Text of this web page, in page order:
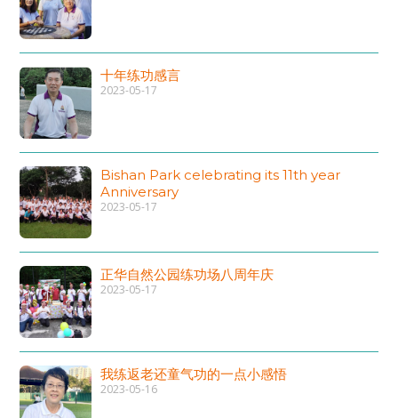
十年练功感言
2023-05-17
Bishan Park celebrating its 11th year
Anniversary
2023-05-17
正华自然公园练功场八周年庆
2023-05-17
我练返老还童气功的一点小感悟
2023-05-16